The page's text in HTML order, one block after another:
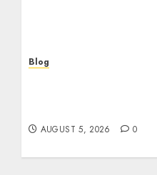
Blog
AUGUST 5, 2026 0